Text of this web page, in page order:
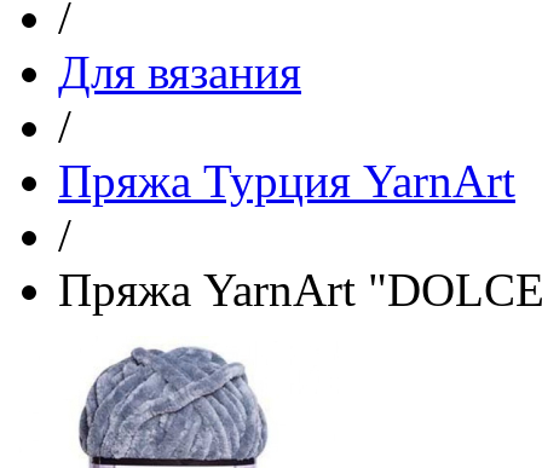
/
Для вязания
/
Пряжа Турция YarnArt
/
Пряжа YarnArt